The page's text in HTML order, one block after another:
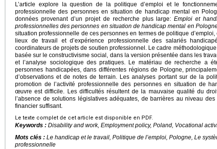
L’article explore la question de la politique d’emploi et le
professionnelle des personnes en situation de handicap mental en
données provenant d’un projet de recherche plus large:Emploi et
professionnelles des personnes en situation de handicap mental en
situation professionnelle de ces personnes en termes de politique
lieux de travail et d’expérience professionnelle des salariés
coordinateurs de projets de soutien professionnel. Le cadre
basée sur le constructivisme social, dans la version présentée dans les
et l’analyse sociologique des pratiques. Le matériau de recherche a
personnes handicapées, dans différentes régions de Pologne,
d’observations et de notes de terrain. Les analyses portant sur de la
promotion de l’activité professionnelle des personnes en situation de
œuvre est difficile. Les difficultés résultent de la mauvaise qualité du
l’absence de solutions législatives adéquates, de barrières au niveau
financier suffisant.
Le texte complet de cet article est disponible en PDF.
Keywords : Disability and work, Employment policy, Poland, Vocational
Mots clés : Le handicap et le travail, Politique de l’emploi, Pologne, Le
professionnelle